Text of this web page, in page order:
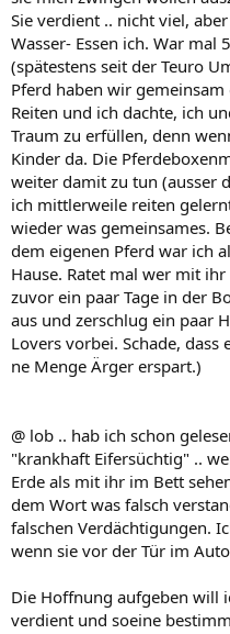
Sie verdient .. nicht viel,
Wasser- Essen ich. War mal
(spätestens seit der Teuro
Pferd haben wir
Reiten und ich dachte, ich
Traum zu erfüllen, denn
Kinder da. Die
weiter damit zu tun (ausser
ich mittlerweile reiten
wieder was gemeinsames.
dem eigenen Pferd war ich
Hause. Ratet mal wer mit
zuvor ein paar Tage in der
aus und zerschlug ein paar
Lovers vorbei. Schade,
ne Menge Ärger erspart.)
@ lob .. hab ich schon
"krankhaft Eifersüchtig" ..
Erde als mit ihr im Bett
dem Wort was falsch
falschen Verdächtigungen.
wenn sie vor der Tür im
Die Hoffnung aufgeben will
verdient und soeine